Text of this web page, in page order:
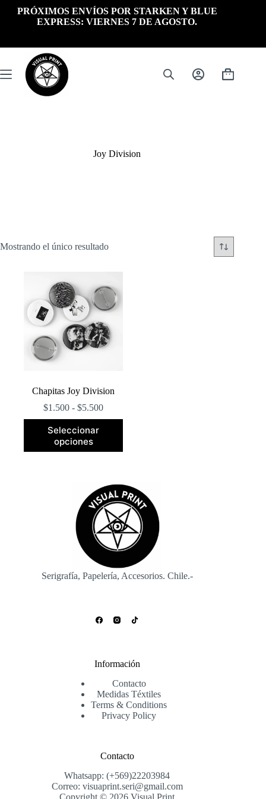
PRÓXIMOS ENVÍOS POR STARKEN Y BLUE
EXPRESS: VIERNES 7 DE AGOSTO.
Carrito
Joy Division
Mostrando el único resultado
Chapitas Joy Division
$1.500 - $5.500Rango
de
$1.500
Seleccionar
opciones
producto
tiene
opciones
pueden
elegir
en
la
página
producto
Serigrafía, Papelería, Accesorios. Chile.-
Información
Contacto
Medidas Téxtiles
Terms & Conditions
Privacy Policy
Contacto
Whatsapp: (+569)22203984
Correo: visuaprint.seri@gmail.com
Copyright © 2026 Visual Print